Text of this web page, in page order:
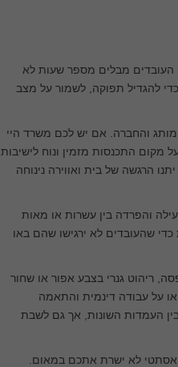
מבלים מספר שעות לא
להגדיל תפוקה, לשמור על מצב
והחברה. אם יש לכם משרד היי
התכנסות מזמין ונוח לישיבות
הרגשה של בית ואווירה נינוחה
והפרדה בין עשרות או מאות
כדי שהעובדים לא ירגישו שהם באו
ריהוט גנרי בצבע אפור או שחור
על עבודה דינמית והתאמה
העמדות השונות, אך גם לשבת
אסתטי לא ישרת אתכם במאום.